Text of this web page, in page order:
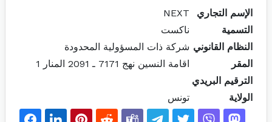
الإسم التجاري
NEXT
التسمية
ناكست
النظام القانوني شركة ذات المسؤولية المحدودة
المقر
اقامة النسين نهج 7171 ـ 2091 المنار 1
الترقيم البريدي
الولاية
تونس